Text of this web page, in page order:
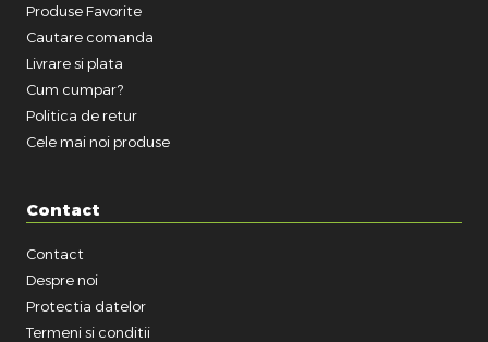
Produse Favorite
Cautare comanda
Livrare si plata
Cum cumpar?
Politica de retur
Cele mai noi produse
Contact
Contact
Despre noi
Protectia datelor
Termeni si conditii